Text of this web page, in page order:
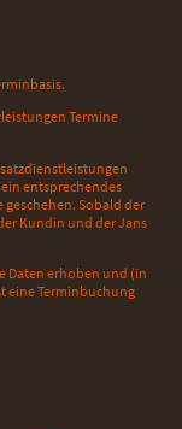
Termine
entsprechendes
Sobald der
Kundin und der Jans
Daten erhoben und (in
eine Terminbuchung